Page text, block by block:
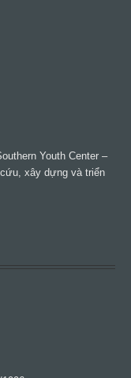
Youth Center –
xây dựng và triển